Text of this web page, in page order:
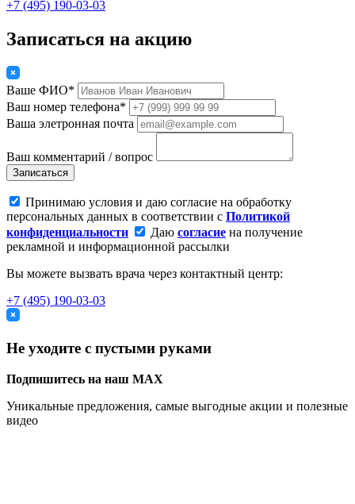
+7 (495) 190-03-03
Записаться на акцию
Ваше ФИО*
Ваш номер телефона*
Ваша элетронная почта
Ваш комментарий / вопрос
Записаться
Принимаю условия и даю согласие на обработку
персональных данных в соответствии с Политикой
конфиденциальности
Даю согласие на получение
рекламной и информационной рассылки
Вы можете вызвать врача через контактный центр:
+7 (495) 190-03-03
Не уходите с пустыми руками
Подпишитесь на наш MAX
Уникальные предложения, самые выгодные акции и полезные
видео